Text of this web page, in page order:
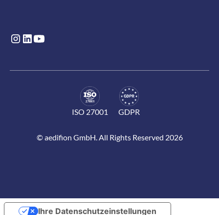
© aedifion GmbH. All Rights Reserved 2026
ISO 27001 GDPR
Ihre Datenschutzeinstellungen